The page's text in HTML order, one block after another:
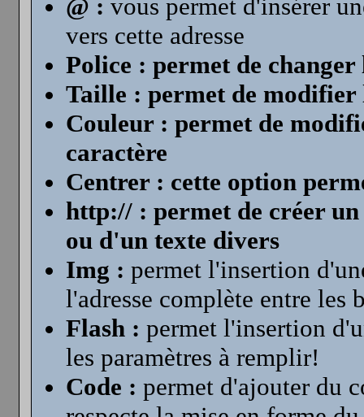
@ : vous permet d'insérer
vers cette adresse
Police : permet de
Taille : permet de
Couleur : permet de
caractère
Centrer : cette option
http:// : permet de créer
ou d'un texte divers
Img : permet l'insertion
l'adresse complète entre les
Flash : permet l'insertion
les paramètres à remplir!
Code : permet d'ajouter du